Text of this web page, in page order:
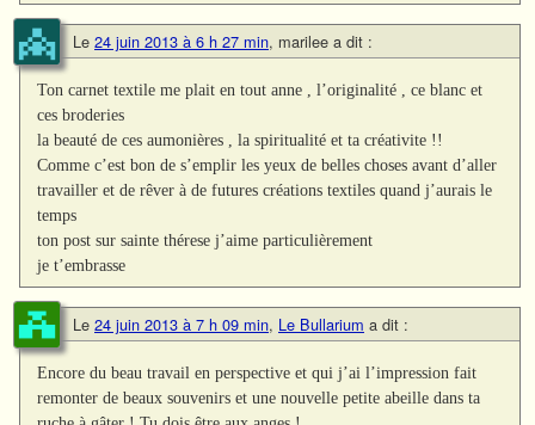
Le 24 juin 2013 à 6 h 27 min, marilee a dit :
Ton carnet textile me plait en tout anne , l’originalité , ce blanc et
ces broderies
la beauté de ces aumonières , la spiritualité et ta créativite !!
Comme c’est bon de s’emplir les yeux de belles choses avant d’aller
travailler et de rêver à de futures créations textiles quand j’aurais le
temps
ton post sur sainte thérese j’aime particulièrement
je t’embrasse
Le 24 juin 2013 à 7 h 09 min, Le Bullarium a dit :
Encore du beau travail en perspective et qui j’ai l’impression fait
remonter de beaux souvenirs et une nouvelle petite abeille dans ta